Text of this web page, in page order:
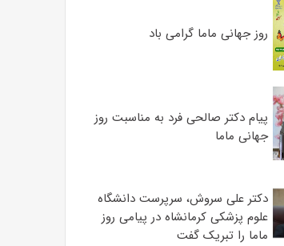
روز جهانی ماما گرامی باد
پیام دکتر صالحی فرد به مناسبت روز
جهانی ماما
دکتر علی سروش، سرپرست دانشگاه
علوم پزشکی کرمانشاه در پیامی روز
ماما را تبریک گفت